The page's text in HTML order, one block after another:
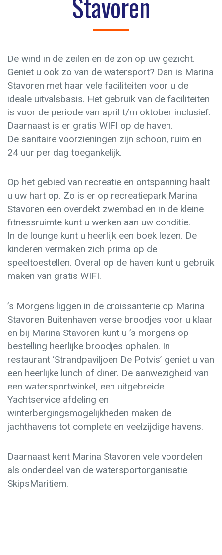
De wind in de zeilen en de zon op uw gezicht.
Geniet u ook zo van de watersport? Dan is Marina
Stavoren met haar vele faciliteiten voor u de
ideale uitvalsbasis. Het gebruik van de faciliteiten
is voor de periode van april t/m oktober inclusief.
Daarnaast is er gratis WIFI op de haven.
De sanitaire voorzieningen zijn schoon, ruim en
24 uur per dag toegankelijk.
Op het gebied van recreatie en ontspanning haalt
u uw hart op. Zo is er op recreatiepark Marina
Stavoren een overdekt zwembad en in de kleine
fitnessruimte kunt u werken aan uw conditie.
In de lounge kunt u heerlijk een boek lezen. De
kinderen vermaken zich prima op de
speeltoestellen. Overal op de haven kunt u gebruik
maken van gratis WIFI.
’s Morgens liggen in de croissanterie op Marina
Stavoren Buitenhaven verse broodjes voor u klaar
en bij Marina Stavoren kunt u ’s morgens op
bestelling heerlijke broodjes ophalen. In
restaurant ‘Strandpaviljoen De Potvis’ geniet u van
een heerlijke lunch of diner. De aanwezigheid van
een watersportwinkel, een uitgebreide
Yachtservice afdeling en
winterbergingsmogelijkheden maken de
jachthavens tot complete en veelzijdige havens.
Daarnaast kent Marina Stavoren vele voordelen
als onderdeel van de watersportorganisatie
SkipsMaritiem.